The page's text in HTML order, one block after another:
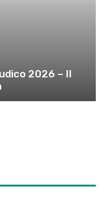
2026 – Il